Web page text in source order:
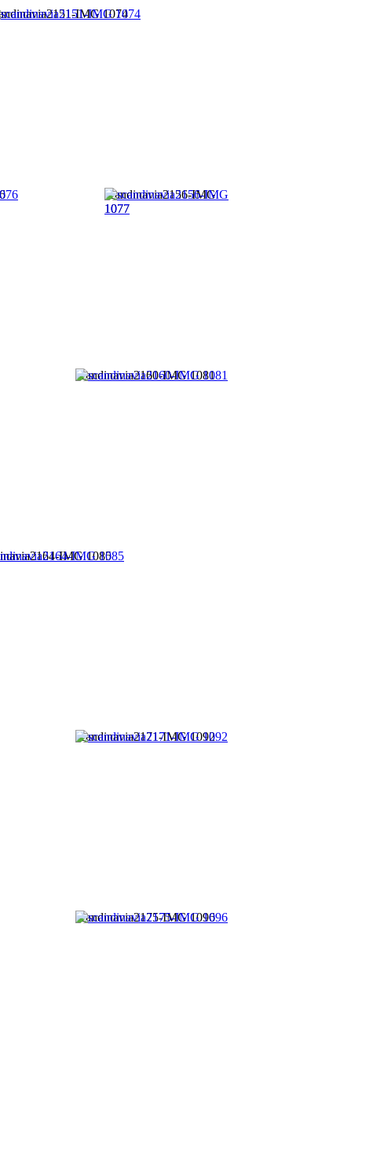
IMG 1074
scandinavia2156-IMG
1077
scandinavia2160-IMG 1081
IMG 1085
scandinavia2171-IMG 1092
scandinavia2175-IMG 1096